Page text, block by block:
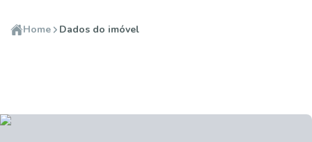
Home Dados do imóvel